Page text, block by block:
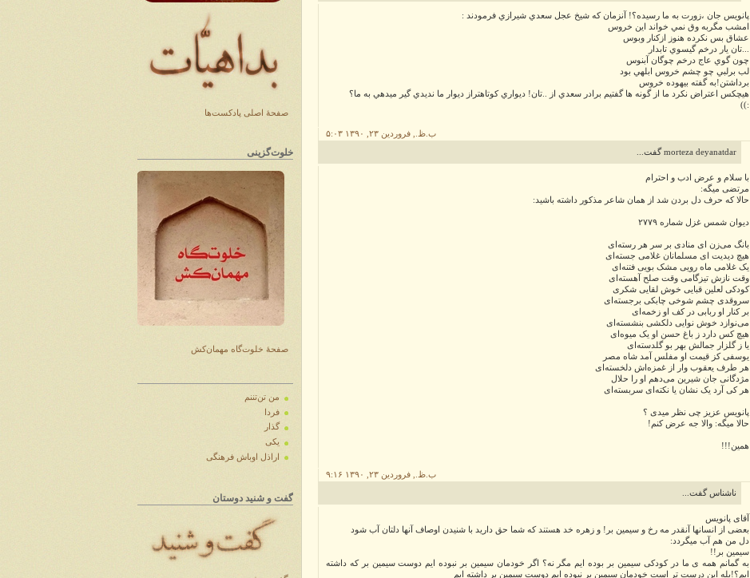
صفحهٔ اصلی پادکست‌ها
خلوت‌گزینی
صفحهٔ خلوت‌گاه مهمان‌کش
من تن‌تننم
فردا
گذار
یکی
اراذل اوباش فرهنگی
گفت و شنید دوستان
پانويس جان ،زورت به ما رسيده؟! آنزمان كه شيخ عجل سعدي شيرازي فرمودند :
امشب مگربه وق نمي خواند اين خروس
عشاق بس نكرده هنوز ازكنار وبوس
...تان يار درخم گيسوي تابدار
چون گوي عاج درخم چوگان آبنوس
لب برلبي چو چشم خروس ابلهي بود
برداشتن!به گفته بيهوده خروس
هيچكس اعتراض نكرد ما از گونه ها گفتيم برادر سعدي از ..تان! ديواري كوتاهتراز ديوار ما نديدي گير ميدهي به ما؟
:))
۵:۰۳ ب.ظ., فروردین ۲۳, ۱۳۹۰
morteza deyanatdar گفت...
با سلام و عرض ادب و احترام
مرتضی میگه:
حالا که حرف دل بردن شد از همان شاعر مذکور داشته باشید:
دیوان شمس غزل شماره ۲۷۷۹
بانگ می‌زن ای منادی بر سر هر رسته‌ای
هیچ دیدیت ای مسلمانان غلامی جسته‌ای
یک غلامی ماه رویی مشک بویی فتنه‌ای
وقت نازش تیزگامی وقت صلح آهسته‌ای
کودکی لعلین قبایی خوش لقایی شکری
سروقدی چشم شوخی چابکی برجسته‌ای
بر کنار او ربابی در کف او زخمه‌ای
می‌نوازد خوش نوایی دلکشی بنشسته‌ای
هیچ کس دارد ز باغ حسن او یک میوه‌ای
یا ز گلزار جمالش بهر بو گلدسته‌ای
یوسفی کز قیمت او مفلس آمد شاه مصر
هر طرف یعقوب وار از غمزه‌اش دلخسته‌ای
مژدگانی جان شیرین می‌دهم او را حلال
هر کی آرد یک نشان یا نکته‌ای سربسته‌ای
پانویس عزیز چی نظر میدی ؟
حالا میگه: والا جه عرض کنم!
همین!!!
۹:۱۶ ب.ظ., فروردین ۲۳, ۱۳۹۰
ناشناس گفت...
آقای پانویس
بعضی از انسانها آنقدر مه رخ و سیمین بر! و زهره خد هستند که شما حق دارید با شنیدن اوصاف آنها دلتان آب شود
دل من هم آب میگردد:
سیمین بر!!
به گمانم همه ی ما در کودکی سیمین بر بوده ایم مگر نه؟ اگر خودمان سیمین بر نبوده ایم دوست سیمین بر که داشته
ایم؟!بله این درست تر است خودمان سیمین بر نبوده ایم دوست سیمین بر داشته ایم